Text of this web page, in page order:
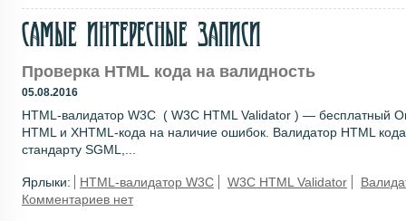
Самые интересные записи
Проверка HTML кода на валидность
05.08.2016
HTML-валидатор W3C ( W3C HTML Validator ) — бесплатный
HTML и XHTML-кода на наличие ошибок. Валидатор HTML
стандарту SGML,...
Ярлыки: HTML-валидатор W3C W3C HTML Validator
Комментариев нет